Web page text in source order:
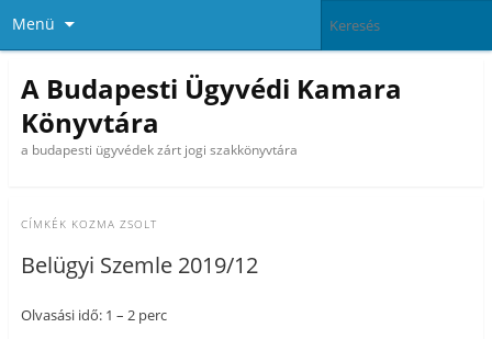
Menü
A Budapesti Ügyvédi Kamara
Könyvtára
a budapesti ügyvédek zárt jogi szakkönyvtára
CÍMKÉK KOZMA ZSOLT
Belügyi Szemle 2019/12
Olvasási idő: 1 – 2 perc